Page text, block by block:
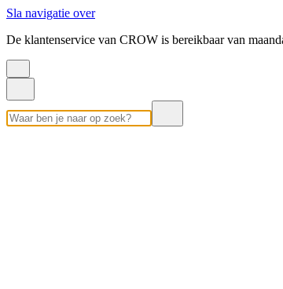
Sla navigatie over
De klantenservice van CROW is bereikbaar van